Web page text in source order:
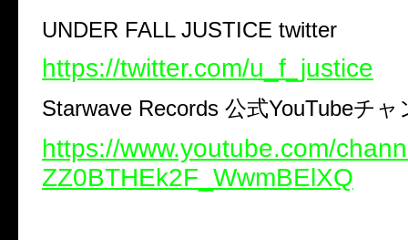
UNDER FALL JUSTICE twitter
https://twitter.com/u_f_justice
Starwave Records 公式YouTubeチャ
https://www.youtube.com/
ZZ0BTHEk2F_WwmBElXQ